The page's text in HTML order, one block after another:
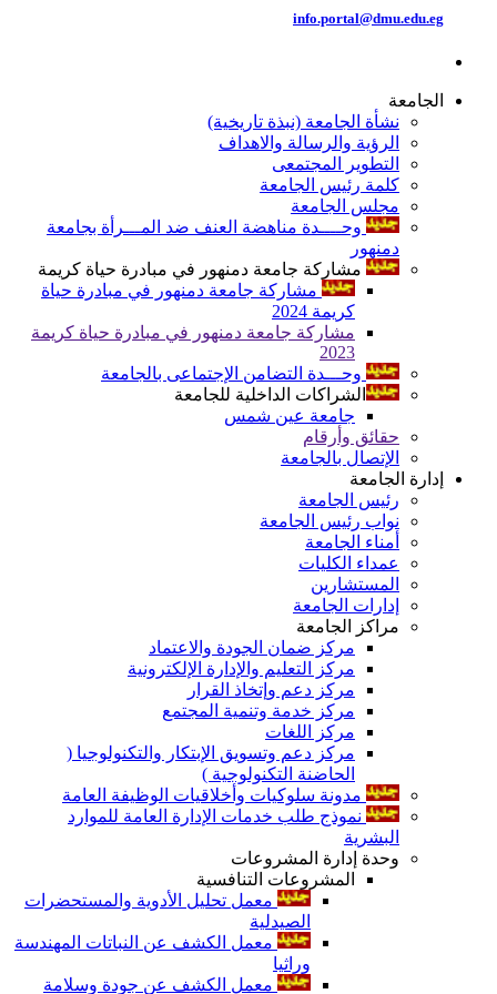
info.portal@dmu.edu.eg
الجامعة
نشأة الجامعة (نبذة تاريخية)
الرؤية والرسالة والاهداف
التطوير المجتمعى
كلمة رئيس الجامعة
مجلس الجامعة
وحــــدة مناهضة العنف ضد المـــرأة بجامعة
دمنهور
مشاركة جامعة دمنهور في مبادرة حياة كريمة
مشاركة جامعة دمنهور في مبادرة حياة
كريمة 2024
مشاركة جامعة دمنهور في مبادرة حياة كريمة
2023
وحـــدة التضامن الإجتماعى بالجامعة
الشراكات الداخلية للجامعة
جامعة عين شمس
حقائق وأرقام
الإتصال بالجامعة
إدارة الجامعة
رئيس الجامعة
نواب رئيس الجامعة
أمناء الجامعة
عمداء الكليات
المستشارين
إدارات الجامعة
مراكز الجامعة
مركز ضمان الجودة والاعتماد
مركز التعليم والإدارة الإلكترونية
مركز دعم وإتخاذ القرار
مركز خدمة وتنمية المجتمع
مركز اللغات
مركز دعم وتسويق الإبتكار والتكنولوجيا (
الحاضنة التكنولوجية )
مدونة سلوكيات وأخلاقيات الوظيفة العامة
نموذج طلب خدمات الإدارة العامة للموارد
البشرية
وحدة إدارة المشروعات
المشروعات التنافسية
معمل تحليل الأدوية والمستحضرات
الصيدلية
معمل الكشف عن النباتات المهندسة
وراثيا
معمل الكشف عن جودة وسلامة